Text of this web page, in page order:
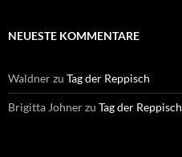
NEUESTE KOMMENTARE
Waldnerzu Tag der Reppisch
Brigitta Johnerzu Tag der Reppisch